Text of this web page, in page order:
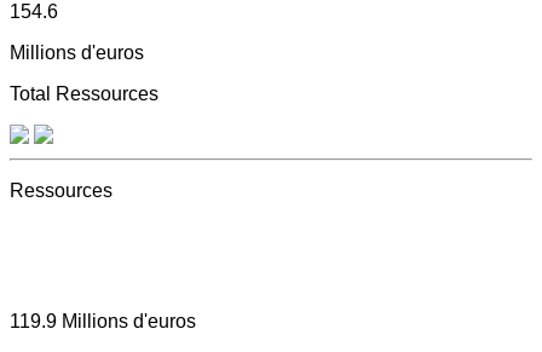
154.6
Millions d'euros
Total Ressources
Ressources
119.9 Millions d'euros